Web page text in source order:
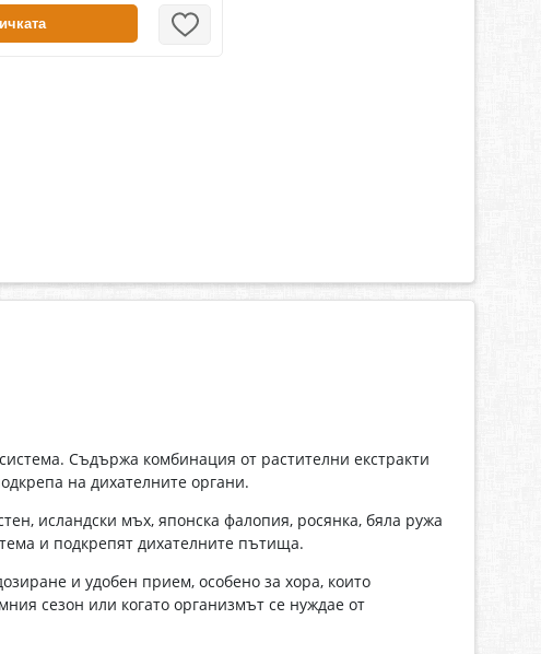
Съдържа комбинация от растителни екстракти
на дихателните органи.
исландски мъх, японска фалопия, росянка, бяла ружа
и подкрепят дихателните пътища.
и удобен прием, особено за хора, които
сезон или когато организмът се нуждае от